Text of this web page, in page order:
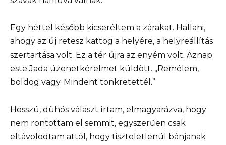
Egy héttel később kicseréltem a zárakat. Hallani,
ahogy az új retesz kattog a helyére, a helyreállítás
szertartása volt. Ez a tér újra az enyém volt. Aznap
este Jada üzenetkérelmet küldött. „Remélem,
boldog vagy. Mindent tönkretettél.”
Hosszú, dühös választ írtam, elmagyarázva, hogy
nem rontottam el semmit, egyszerűen csak
eltávolodtam attól, hogy tiszteletlenül bánjanak